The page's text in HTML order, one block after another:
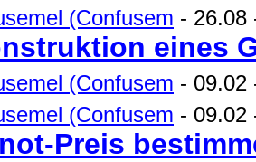
(Confusem - 26.08
eines
(Confusem - 09.02
(Confusem - 09.02
Preis